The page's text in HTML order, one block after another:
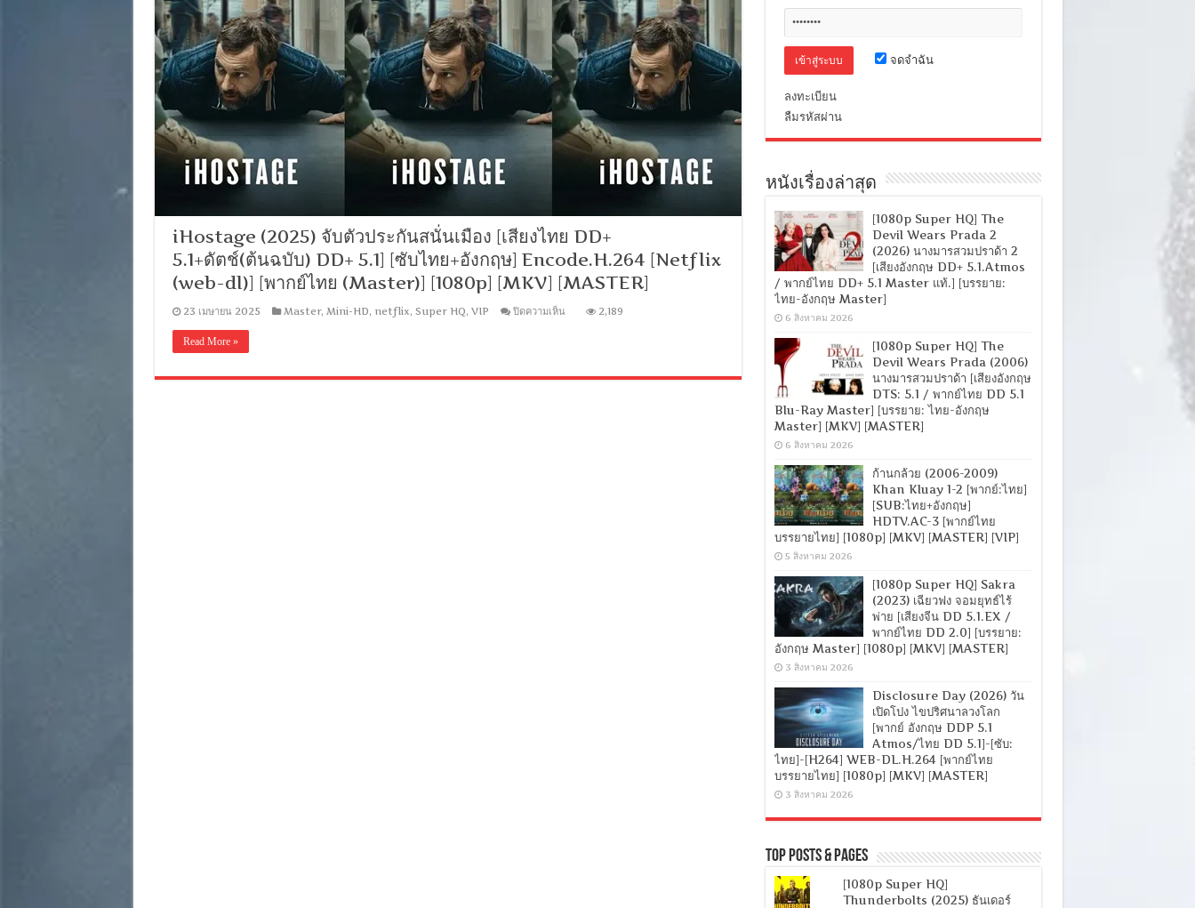
iHostage (2025) จับตัวประกันสนั่นเมือง [เสียงไทย DD+
5.1+ดัตช์(ต้นฉบับ) DD+ 5.1] [ซับไทย+อังกฤษ] Encode.H.264 [Netflix
(web-dl)] [พากย์ไทย (Master)] [1080p] [MKV] [MASTER]
23 เมษายน 2025 Master, Mini-HD, netflix, Super HQ, VIP ปิดความเห็นบน
ประกัน
2,189
Read More »
จดจำฉัน
ลงทะเบียน
ลืมรหัสผ่าน
หนังเรื่องล่าสุด
[1080p Super HQ] The
Devil Wears Prada 2
(2026) นางมารสวมปราด้า 2
[เสียงอังกฤษ DD+ 5.1.Atmos
/ พากย์ไทย DD+ 5.1 Master แท้.] [บรรยาย:
ไทย-อังกฤษ Master]
6 สิงหาคม 2026
[1080p Super HQ] The
Devil Wears Prada (2006)
นางมารสวมปราด้า [เสียงอังกฤษ
DTS: 5.1 / พากย์ไทย DD 5.1
Blu-Ray Master] [บรรยาย: ไทย-อังกฤษ
Master] [MKV] [MASTER]
6 สิงหาคม 2026
ก้านกล้วย (2006-2009)
Khan Kluay 1-2 [พากย์:ไทย]
[SUB:ไทย+อังกฤษ]
HDTV.AC-3 [พากย์ไทย
บรรยายไทย] [1080p] [MKV] [MASTER] [VIP]
5 สิงหาคม 2026
[1080p Super HQ] Sakra
(2023) เฉียวฟง จอมยุทธ์ไร้
พ่าย [เสียงจีน DD 5.1.EX /
พากย์ไทย DD 2.0] [บรรยาย:
อังกฤษ Master] [1080p] [MKV] [MASTER]
3 สิงหาคม 2026
Disclosure Day (2026) วัน
เปิดโปง ไขปริศนาลวงโลก
[พากย์ อังกฤษ DDP 5.1
Atmos/ไทย DD 5.1]-[ซับ:
ไทย]-[H264] WEB-DL.H.264 [พากย์ไทย
บรรยายไทย] [1080p] [MKV] [MASTER]
3 สิงหาคม 2026
Top Posts & Pages
[1080p Super HQ]
Thunderbolts (2025) ธันเดอร์